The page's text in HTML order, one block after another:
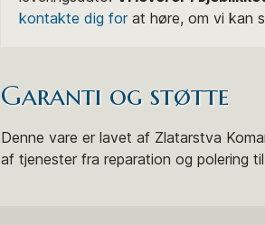
kontakte dig forat høre, om vi kan
Garanti og støtte
Denne vare er lavet af Zlatarstva
af tjenester fra reparation og polering